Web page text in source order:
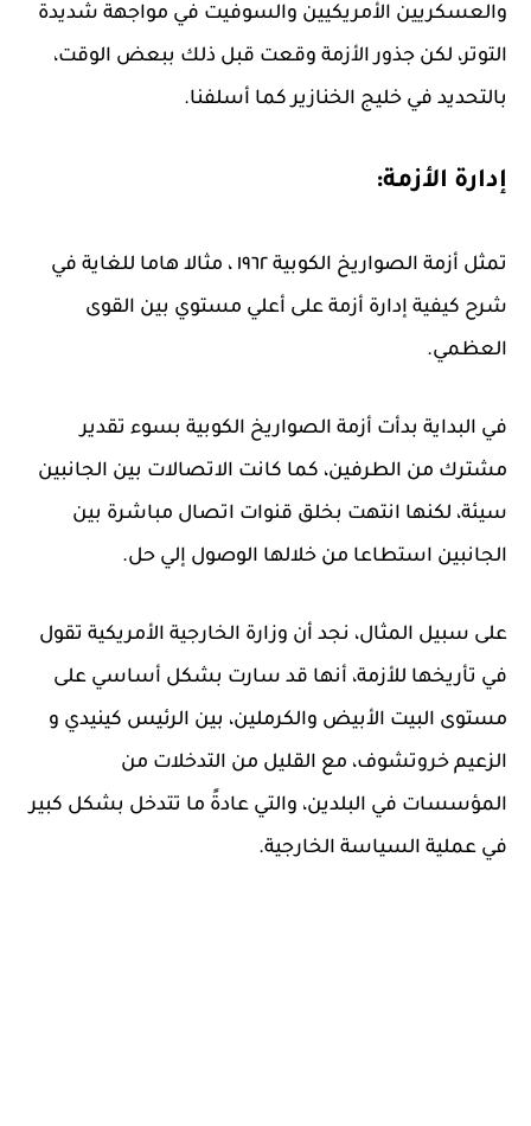
والعسكريين الأمريكيين والسوفيت في مواجهة شديدة
التوتر، لكن جذور الأزمة وقعت قبل ذلك ببعض الوقت،
بالتحديد في خليج الخنازير كما أسلفنا.
إدارة الأزمة:
تمثل أزمة الصواريخ الكوبية ١٩٦٢ ، مثالا هاما للغاية في
شرح كيفية إدارة أزمة على أعلي مستوي بين القوى
العظمي.
في البداية بدأت أزمة الصواريخ الكوبية بسوء تقدير
مشترك من الطرفين، كما كانت الاتصالات بين الجانبين
سيئة، لكنها انتهت بخلق قنوات اتصال مباشرة بين
الجانبين استطاعا من خلالها الوصول إلي حل.
على سبيل المثال، نجد أن وزارة الخارجية الأمريكية تقول
في تأريخها للأزمة، أنها قد سارت بشكل أساسي على
مستوى البيت الأبيض والكرملين، بين الرئيس كينيدي و
الزعيم خروتشوف، مع القليل من التدخلات من
المؤسسات في البلدين، والتي عادةً ما تتدخل بشكل كبير
في عملية السياسة الخارجية.